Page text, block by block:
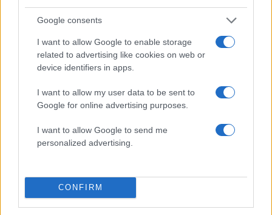
Google consents
I want to allow Google to enable storage
related to advertising like cookies on web or
device identifiers in apps.
I want to allow my user data to be sent to
Google for online advertising purposes.
I want to allow Google to send me
personalized advertising.
CONFIRM